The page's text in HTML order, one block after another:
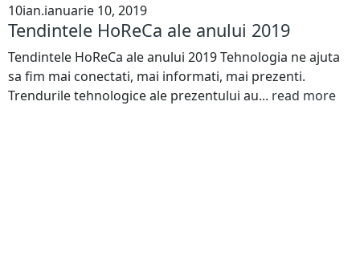
10ian.ianuarie 10, 2019
Tendintele HoReCa ale anului 2019
Tendintele HoReCa ale anului 2019 Tehnologia ne ajuta
sa fim mai conectati, mai informati, mai prezenti.
Trendurile tehnologice ale prezentului au... read more